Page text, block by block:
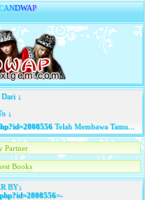
ANDWAP
↓
↓
Telah Membawa Tamu...
Partner
Books
BY↓
=-